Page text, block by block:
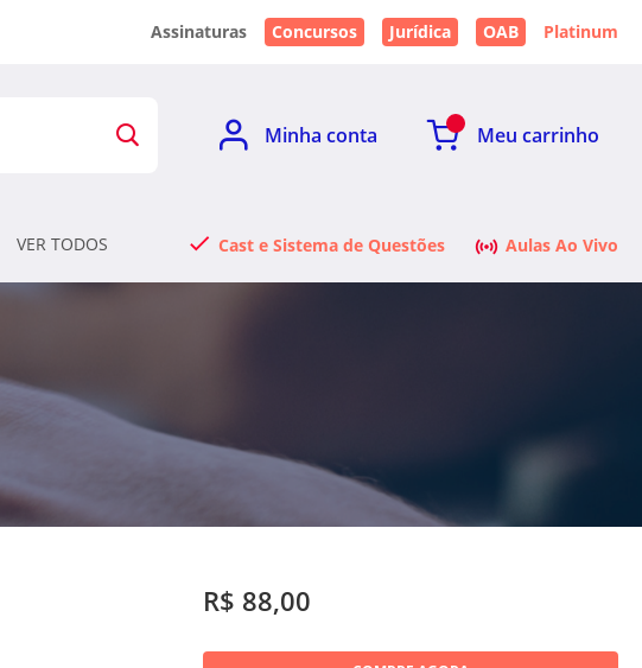
Assinaturas Concursos Jurídica OAB Platinum
Minha conta Meu carrinho
VER TODOS Cast e Sistema de Questões Aulas Ao Vivo
R$ 88,00